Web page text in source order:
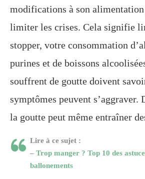
modifications à son
limiter les crises. Cela signifie
stopper, votre consommation
purines et de boissons
souffrent de goutte doivent
symptômes peuvent s’aggraver.
la goutte peut même entraîner
Lire à ce sujet :
– Trop manger ? Top 10 des
ballonements